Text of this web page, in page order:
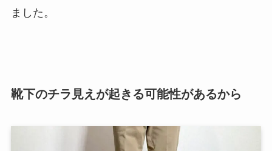
ました。
靴下のチラ見えが起きる可能性があるから